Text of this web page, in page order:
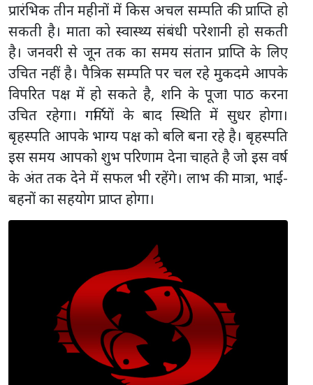
प्रारंभिक तीन महीनों में किस अचल सम्पति की प्राप्ति हो
सकती है। माता को स्वास्थ्य संबंधी परेशानी हो सकती
है। जनवरी से जून तक का समय संतान प्राप्ति के लिए
उचित नहीं है। पैत्रिक सम्पति पर चल रहे मुकदमे आपके
विपरित पक्ष में हो सकते है, शनि के पूजा पाठ करना
उचित रहेगा। गर्मियों के बाद स्थिति में सुधर होगा।
बृहस्पति आपके भाग्य पक्ष को बलि बना रहे है। बृहस्पति
इस समय आपको शुभ परिणाम देना चाहते है जो इस वर्ष
के अंत तक देने में सफल भी रहेंगे। लाभ की मात्रा, भाई-
बहनों का सहयोग प्राप्त होगा।